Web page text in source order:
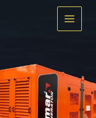
Main
Menu